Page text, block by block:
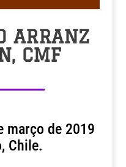
ARRANZ
CMF
março de 2019
Chile.